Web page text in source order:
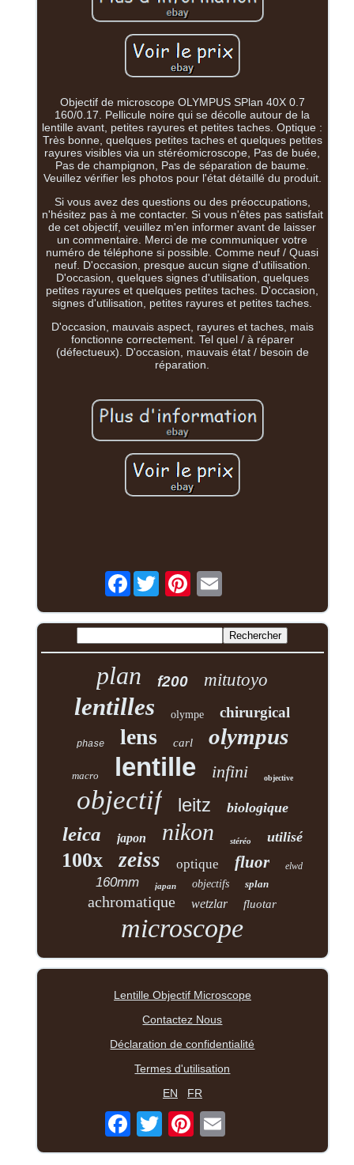
Objectif de microscope OLYMPUS SPlan 40X 0.7
160/0.17. Pellicule noire qui se décolle autour de la
lentille avant, petites rayures et petites taches. Optique :
Très bonne, quelques petites taches et quelques petites
rayures visibles via un stéréomicroscope, Pas de buée,
Pas de champignon, Pas de séparation de baume.
Veuillez vérifier les photos pour l'état détaillé du produit.
Si vous avez des questions ou des préoccupations,
n'hésitez pas à me contacter. Si vous n'êtes pas satisfait
de cet objectif, veuillez m'en informer avant de laisser
un commentaire. Merci de me communiquer votre
numéro de téléphone si possible. Comme neuf / Quasi
neuf. D'occasion, presque aucun signe d'utilisation.
D'occasion, quelques signes d'utilisation, quelques
petites rayures et quelques petites taches. D'occasion,
signes d'utilisation, petites rayures et petites taches.
D'occasion, mauvais aspect, rayures et taches, mais
fonctionne correctement. Tel quel / à réparer
(défectueux). D'occasion, mauvais état / besoin de
réparation.
Facebook
plan f200 mitutoyo
lentilles olympe chirurgical
phase lens carl olympus
macro lentille infini objective
objectif leitz biologique
leica japon nikon stéréo utilisé
100x zeiss optique fluor elwd
160mm japan objectifs splan
achromatique wetzlar fluotar
microscope
Lentille Objectif Microscope
Contactez Nous
Déclaration de confidentialité
Termes d'utilisation
EN
FR